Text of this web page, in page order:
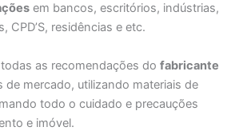
em bancos, escritórios, indústrias,
CPD’S, residências e etc.
as recomendações dofabricante
de mercado, utilizando materiais de
todo o cuidado e precauções
e imóvel.